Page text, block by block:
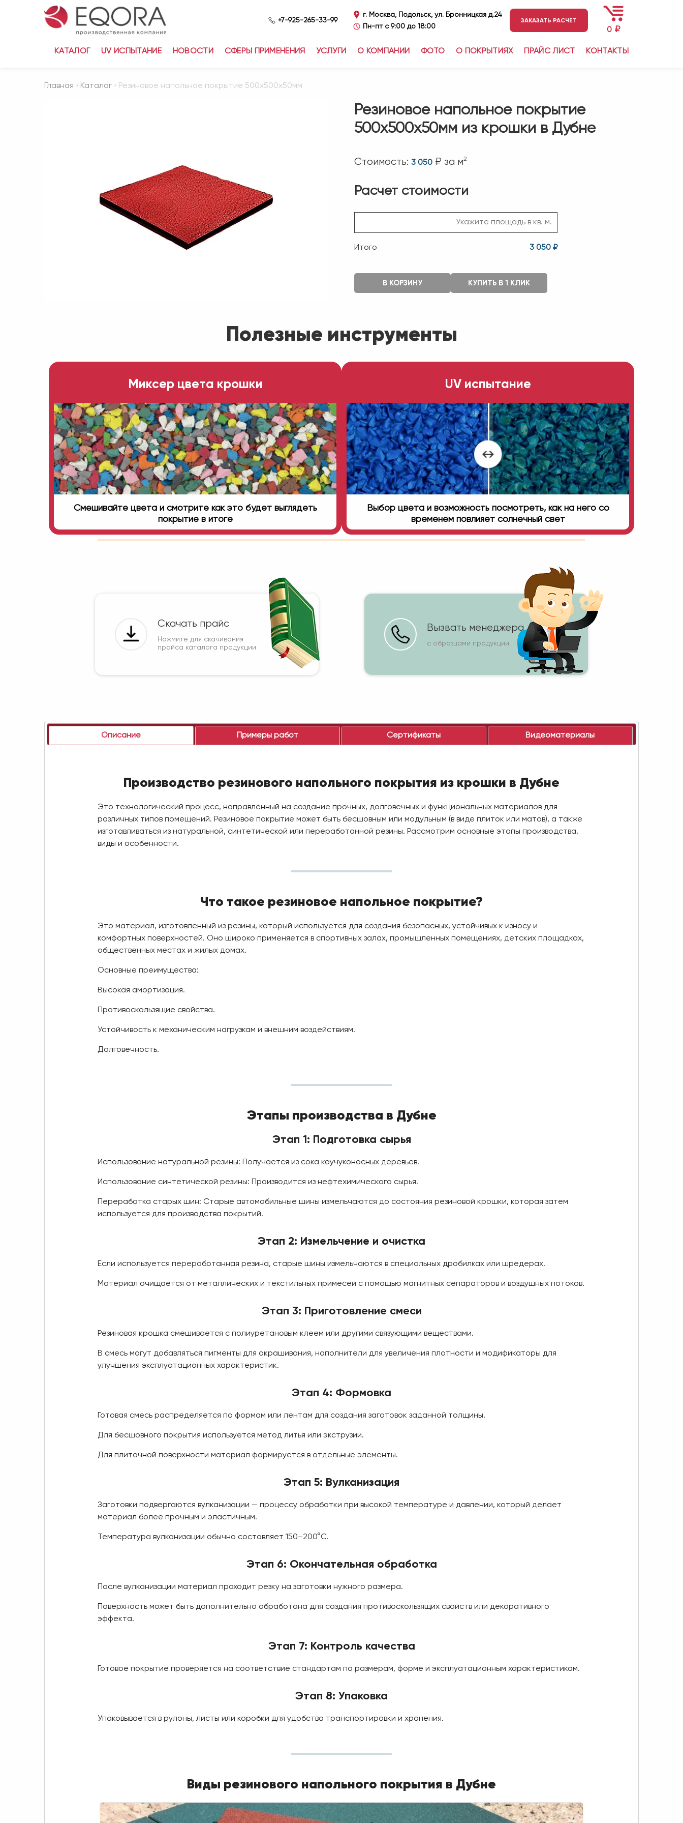
+7-925-265-33-99
г. Москва, Подольск, ул. Бронницкая д.24
Пн-пт с 9:00 до 18:00
ЗАКАЗАТЬ РАСЧЕТ
0₽
КАТАЛОГ UV ИСПЫТАНИЕ НОВОСТИ СФЕРЫ ПРИМЕНЕНИЯ УСЛУГИ О КОМПАНИИ ФОТО О ПОКРЫТИЯХ ПРАЙС ЛИСТ КОНТАКТЫ
Главная › Каталог › Резиновое напольное покрытие 500х500х50мм
Резиновое напольное покрытие
500х500х50мм из крошки в Дубне
Стоимость: 3 050 ₽ за м2
Расчет стоимости
Итого 3 050 ₽
В КОРЗИНУ КУПИТЬ В 1 КЛИК
Полезные инструменты
Миксер цвета крошки
Смешивайте цвета и смотрите как это будет выглядеть
покрытие в итоге
UV испытание
Выбор цвета и возможность посмотреть, как на него со
временем повлияет солнечный свет
Скачать прайс
Нажмите для скачивания
прайса каталога продукции
Вызвать менеджера
с образцами продукции
Описание Примеры работ Сертификаты Видеоматериалы
Производство резинового напольного покрытия из крошки в Дубне
Это технологический процесс, направленный на создание прочных, долговечных и функциональных материалов для
различных типов помещений. Резиновое покрытие может быть бесшовным или модульным (в виде плиток или матов), а также
изготавливаться из натуральной, синтетической или переработанной резины. Рассмотрим основные этапы производства,
виды и особенности.
Что такое резиновое напольное покрытие?
Это материал, изготовленный из резины, который используется для создания безопасных, устойчивых к износу и
комфортных поверхностей. Оно широко применяется в спортивных залах, промышленных помещениях, детских площадках,
общественных местах и жилых домах.
Основные преимущества:
Высокая амортизация.
Противоскользящие свойства.
Устойчивость к механическим нагрузкам и внешним воздействиям.
Долговечность.
Этапы производства в Дубне
Этап 1: Подготовка сырья
Использование натуральной резины: Получается из сока каучуконосных деревьев.
Использование синтетической резины: Производится из нефтехимического сырья.
Переработка старых шин: Старые автомобильные шины измельчаются до состояния резиновой крошки, которая затем
используется для производства покрытий.
Этап 2: Измельчение и очистка
Если используется переработанная резина, старые шины измельчаются в специальных дробилках или шредерах.
Материал очищается от металлических и текстильных примесей с помощью магнитных сепараторов и воздушных потоков.
Этап 3: Приготовление смеси
Резиновая крошка смешивается с полиуретановым клеем или другими связующими веществами.
В смесь могут добавляться пигменты для окрашивания, наполнители для увеличения плотности и модификаторы для
улучшения эксплуатационных характеристик.
Этап 4: Формовка
Готовая смесь распределяется по формам или лентам для создания заготовок заданной толщины.
Для бесшовного покрытия используется метод литья или экструзии.
Для плиточной поверхности материал формируется в отдельные элементы.
Этап 5: Вулканизация
Заготовки подвергаются вулканизации — процессу обработки при высокой температуре и давлении, который делает
материал более прочным и эластичным.
Температура вулканизации обычно составляет 150–200°C.
Этап 6: Окончательная обработка
После вулканизации материал проходит резку на заготовки нужного размера.
Поверхность может быть дополнительно обработана для создания противоскользящих свойств или декоративного
эффекта.
Этап 7: Контроль качества
Готовое покрытие проверяется на соответствие стандартам по размерам, форме и эксплуатационным характеристикам.
Этап 8: Упаковка
Упаковывается в рулоны, листы или коробки для удобства транспортировки и хранения.
Виды резинового напольного покрытия в Дубне